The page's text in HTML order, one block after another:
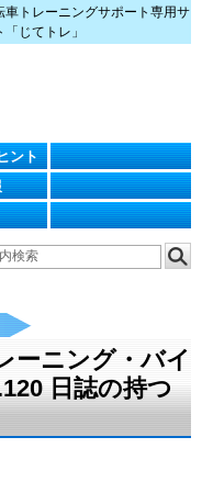
車トレーニングサポート専用サ
「じてトレ」
ント
ーニング・バイ
日誌の持つ